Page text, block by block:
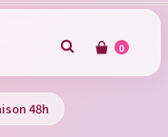
0
48h